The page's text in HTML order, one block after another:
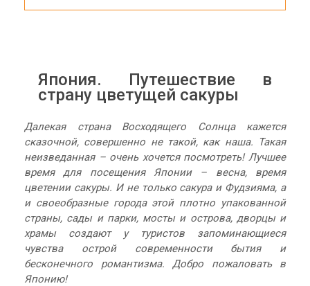
Япония. Путешествие в
страну цветущей сакуры
Далекая страна Восходящего Солнца кажется
сказочной, совершенно не такой, как наша. Такая
неизведанная – очень хочется посмотреть! Лучшее
время для посещения Японии – весна, время
цветении сакуры. И не только сакура и Фудзияма, а
и своеобразные города этой плотно упакованной
страны, сады и парки, мосты и острова, дворцы и
храмы создают у туристов запоминающиеся
чувства острой современности бытия и
бесконечного романтизма. Добро пожаловать в
Японию!